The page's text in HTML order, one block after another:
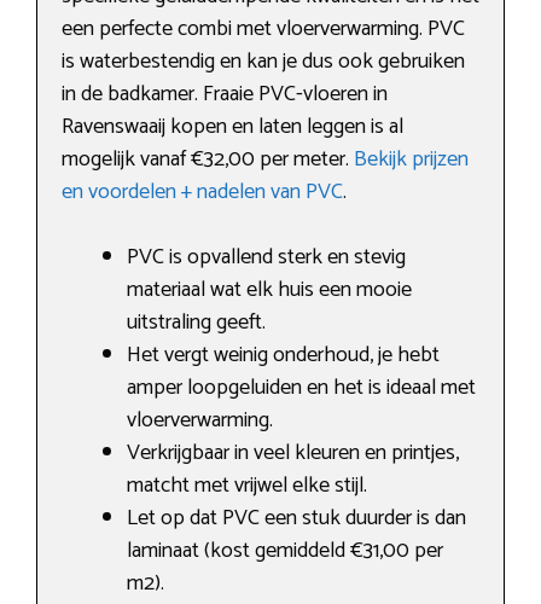
een perfecte combi met vloerverwarming. PVC
is waterbestendig en kan je dus ook gebruiken
in de badkamer. Fraaie PVC-vloeren in
Ravenswaaij kopen en laten leggen is al
mogelijk vanaf €32,00 per meter. Bekijk prijzen
en voordelen + nadelen van PVC.
PVC is opvallend sterk en stevig
materiaal wat elk huis een mooie
uitstraling geeft.
Het vergt weinig onderhoud, je hebt
amper loopgeluiden en het is ideaal met
vloerverwarming.
Verkrijgbaar in veel kleuren en printjes,
matcht met vrijwel elke stijl.
Let op dat PVC een stuk duurder is dan
laminaat (kost gemiddeld €31,00 per
m2).